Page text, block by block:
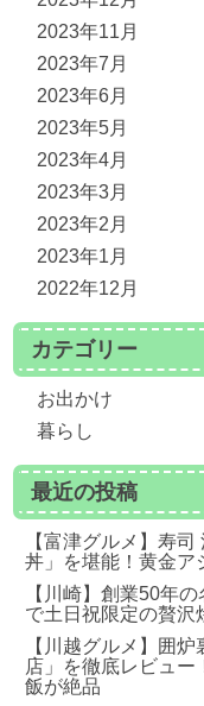
2023年11月
2023年7月
2023年6月
2023年5月
2023年4月
2023年3月
2023年2月
2023年1月
2022年12月
カテゴリー
お出かけ
暮らし
最近の投稿
【富津グルメ】寿
丼」を堪能！黄金ア
【川崎】創業50年
で土日祝限定の贅沢
【川越グルメ】囲
店」を徹底レビュ
飯が絶品